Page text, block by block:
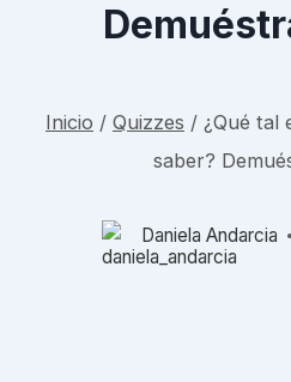
Inicio / Quizzes / ¿Qué tal
saber?
Daniela Andarcia